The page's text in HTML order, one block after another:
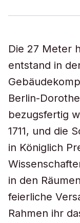
Die 27 Meter
entstand in
Berlin-
bezugsfertig
1711, und die
in Königlich
in den
feierliche
Rahmen ihr